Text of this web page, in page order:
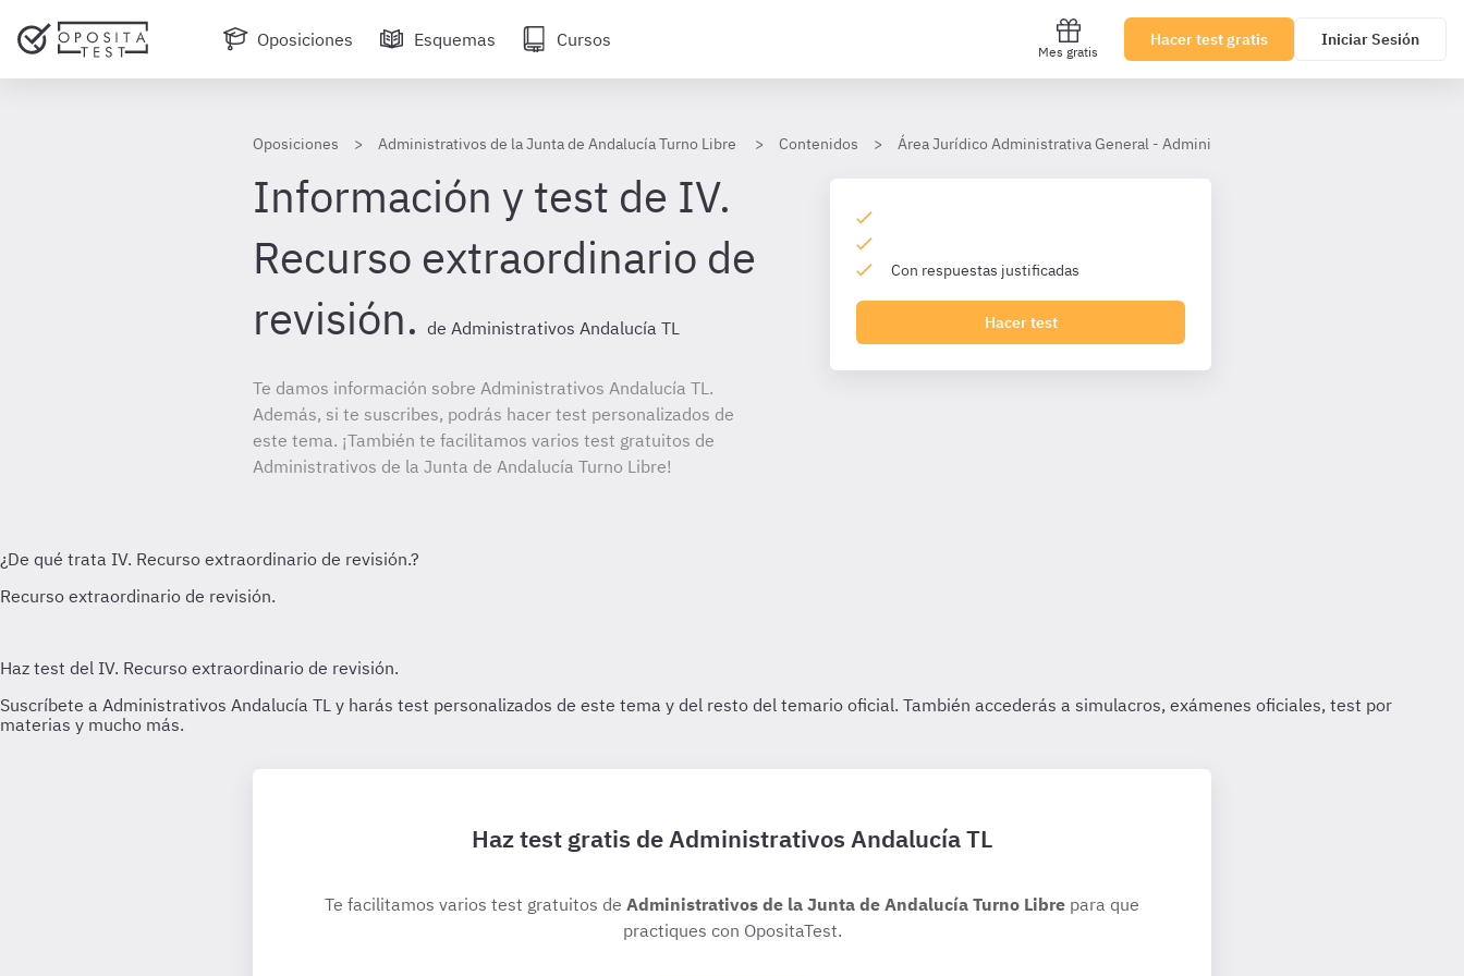
Oposiciones Esquemas Cursos
Mes gratis
Hacer test gratis Iniciar Sesión
Oposiciones Administrativos de la Junta de Andalucía Turno Libre Contenidos Área Jurídico Administrativa General - Administrativos Junta Andalucía
Información y test de IV.
Recurso extraordinario de
revisión. de Administrativos Andalucía TL
Te damos información sobre Administrativos Andalucía TL.
Además, si te suscribes, podrás hacer test personalizados de
este tema. ¡También te facilitamos varios test gratuitos de
Administrativos de la Junta de Andalucía Turno Libre!
Con respuestas justificadas
Hacer test
Haz test gratis de Administrativos Andalucía TL
Te facilitamos varios test gratuitos de Administrativos de la Junta de Andalucía Turno Libre para que
practiques con OpositaTest.